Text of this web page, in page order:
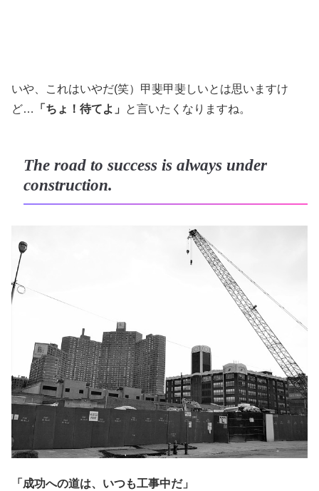
いや、これはいやだ(笑）甲斐甲斐しいとは思いますけ
ど…
「ちょ！待てよ」 と言いたくなりますね。
The road to success is always under
construction.
「成功への道は、いつも工事中だ」